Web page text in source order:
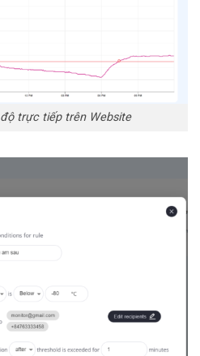
trực tiếp trên Website